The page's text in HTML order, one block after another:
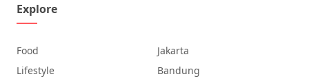
Explore
Food
Lifestyle
Jakarta
Bandung